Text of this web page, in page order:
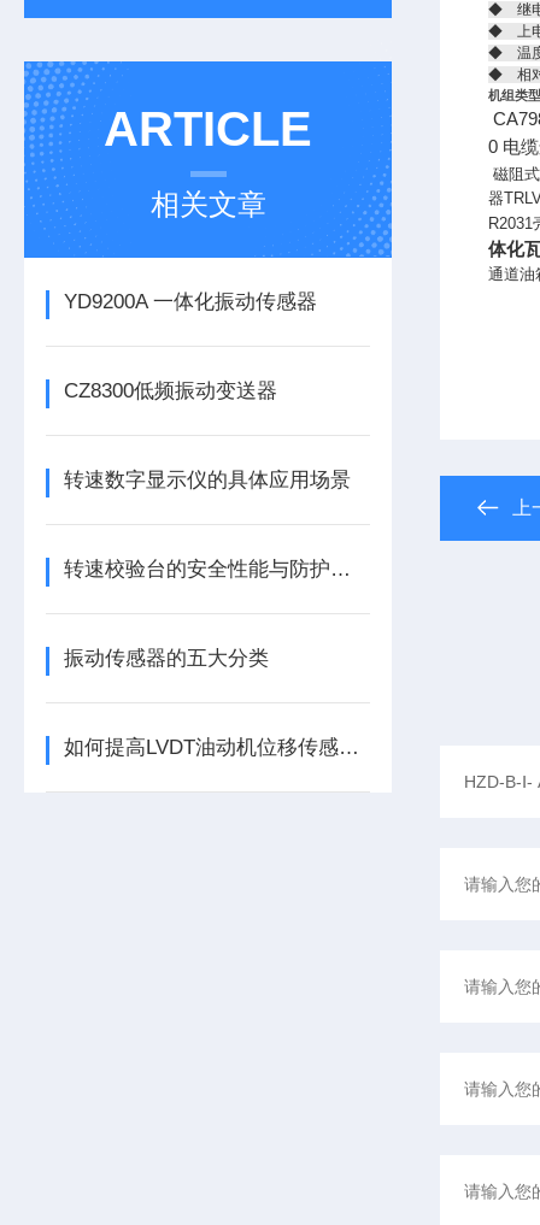
ARTICLE
相关文章
YD9200A 一体化振动传感器
CZ8300低频振动变送器
转速数字显示仪的具体应用场景
转速校验台的安全性能与防护措施
振动传感器的五大分类
如何提高LVDT油动机位移传感器的精度？
◆ 继电
◆ 上电
◆ 温度
◆ 相对
机组类
0 电
磁阻
器
R2031
体化
通道油